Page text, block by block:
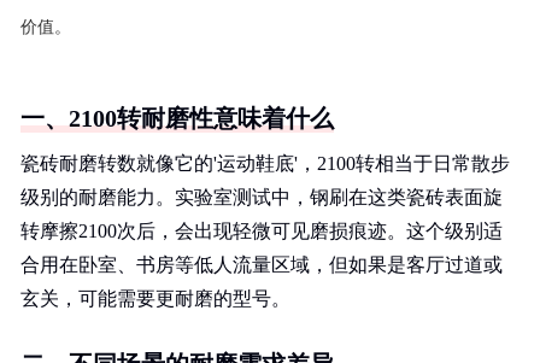
价值。
一、2100转耐磨性意味着什么
瓷砖耐磨转数就像它的'运动鞋底'，2100转相当于日常散步
级别的耐磨能力。实验室测试中，钢刷在这类瓷砖表面旋
转摩擦2100次后，会出现轻微可见磨损痕迹。这个级别适
合用在卧室、书房等低人流量区域，但如果是客厅过道或
玄关，可能需要更耐磨的型号。